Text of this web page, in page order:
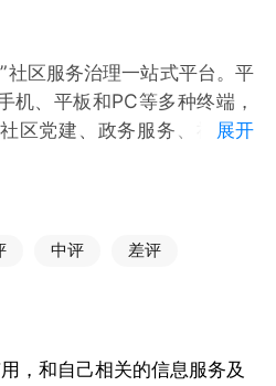
社区服务治理一站式平台。平
机、平板和PC等多种终端，
区党建、政务服务、社工服
公共服务和其他社会服务的
展开
中评 差评
，和自己相关的信息服务及